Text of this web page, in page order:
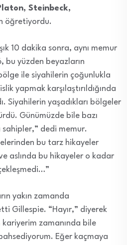
Steinbeck,
öğretiyordu.
10 dakika sonra, aynı memur
bu yüzden beyazların
ile siyahilerin çoğunlukla
yapmak karşılaştırıldığında
Siyahilerin yaşadıkları bölgeler
Günümüzde bile bazı
dedi memur.
bu tarz hikayeler
aslında bu hikayeler o kadar
yakın zamanda
Gillespie. “Hayır,” diyerek
kariyerim zamanında bile
Eğer kaçmaya